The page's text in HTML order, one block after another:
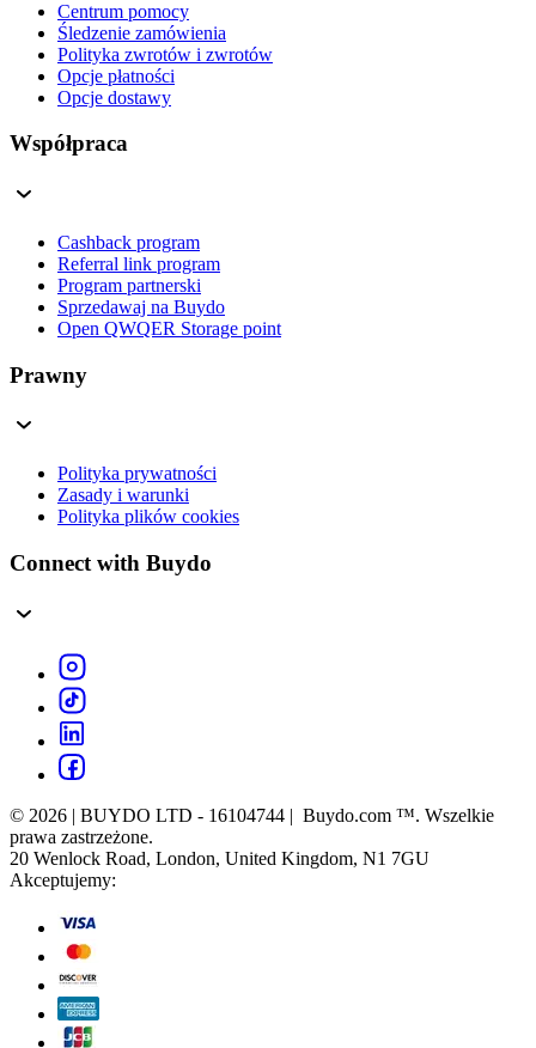
Centrum pomocy
Śledzenie zamówienia
Polityka zwrotów i zwrotów
Opcje płatności
Opcje dostawy
Współpraca
Cashback program
Referral link program
Program partnerski
Sprzedawaj na Buydo
Open QWQER Storage point
Prawny
Polityka prywatności
Zasady i warunki
Polityka plików cookies
Connect with Buydo
© 2026 | BUYDO LTD - 16104744 | Buydo.com ™. Wszelkie
prawa zastrzeżone.
20 Wenlock Road, London, United Kingdom, N1 7GU
Akceptujemy: